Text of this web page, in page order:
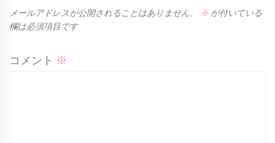
メールアドレスが公開されることはありません。 ※ が付いている
欄は必須項目です
コメント ※